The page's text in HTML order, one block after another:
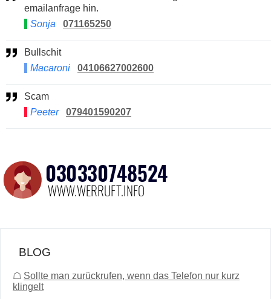
emailanfrage hin.
Sonja
071165250
Bullschit
Macaroni
04106627002600
Scam
Peeter
079401590207
BLOG
☖ Sollte man zurückrufen, wenn das Telefon nur kurz
klingelt